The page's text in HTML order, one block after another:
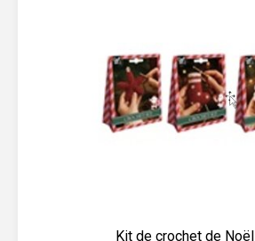
Kit de crochet de